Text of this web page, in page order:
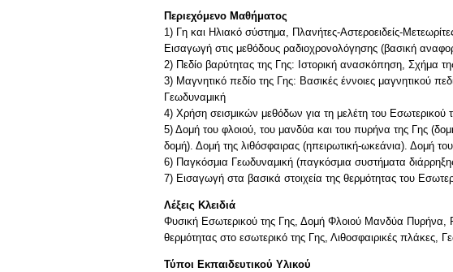
Περιεχόμενο Μαθήματος
1) Γη και Ηλιακό σύστημα, Πλανήτες-Αστεροειδείς-
Εισαγωγή στις μεθόδους ραδιοχρονολόγησης (βασική
2) Πεδίο βαρύτητας της Γης: Ιστορική ανασκόπηση, Σχήμα
3) Μαγνητικό πεδίο της Γης: Βασικές έννοιες μαγνητικού
Γεωδυναμική
4) Χρήση σεισμικών μεθόδων για τη μελέτη του
5) Δομή του φλοιού, του μανδύα και του πυρήνα της Γης
δομή). Δομή της λιθόσφαιρας (ηπειρωτική-ωκεάνια). Δομή
6) Παγκόσμια Γεωδυναμική (παγκόσμια συστήματα
7) Εισαγωγή στα βασικά στοιχεία της θερμότητας του
Λέξεις Κλειδιά
Φυσική Εσωτερικού της Γης, Δομή Φλοιού Μανδύα Πυρήνα,
θερμότητας στο εσωτερικό της Γης, Λιθοσφαιρικές πλάκες,
Τύποι Εκπαιδευτικού Υλικού